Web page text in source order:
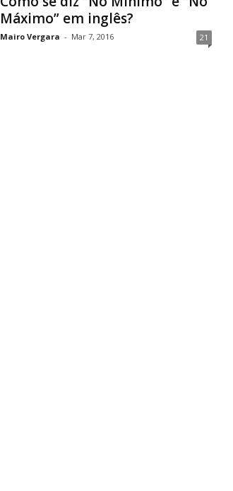
Máximo” em inglês?
Mairo Vergara - Mar 7, 2016 21